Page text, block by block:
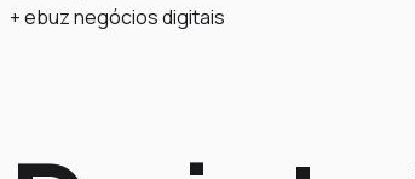
+ ebuz negócios digitais